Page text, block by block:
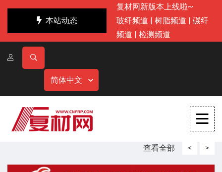
本站动态
复材网新版本上线啦~
玻纤频道 | 树脂频道 | 碳纤
频道 | 检测频道
简体中文
查看全部 < >